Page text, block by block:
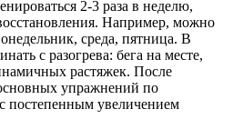
2-3 раза в неделю,
Например, можно
среда, пятница. В
с разогрева: бега на месте,
растяжек. После
упражнений по
постепенным увеличением